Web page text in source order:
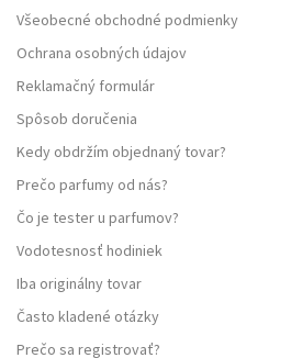
Všeobecné obchodné podmienky
Ochrana osobných údajov
Reklamačný formulár
Spôsob doručenia
Kedy obdržím objednaný tovar?
Prečo parfumy od nás?
Čo je tester u parfumov?
Vodotesnosť hodiniek
Iba originálny tovar
Často kladené otázky
Prečo sa registrovať?